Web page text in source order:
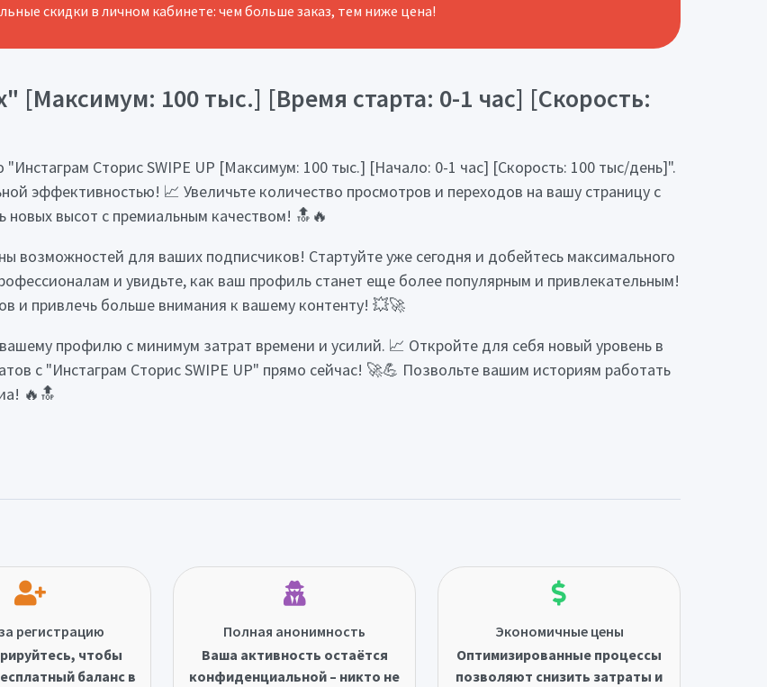
скидки в личном кабинете: чем больше заказ, тем ниже цена!
[Максимум: 100 тыс.] [Время старта: 0-1 час] [Скорость:
Сторис SWIPE UP [Максимум: 100 тыс.] [Начало: 0-1 час] [Скорость: 100 тыс/день]".
эффективностью! 📈 Увеличьте количество просмотров и переходов на вашу страницу с
высот с премиальным качеством! 🔝🔥
возможностей для ваших подписчиков! Стартуйте уже сегодня и добейтесь максимального
и увидьте, как ваш профиль станет еще более популярным и привлекательным!
и привлечь больше внимания к вашему контенту! 💥🚀
профилю с минимум затрат времени и усилий. 📈 Откройте для себя новый уровень в
с "Инстаграм Сторис SWIPE UP" прямо сейчас! 🚀💪 Позвольте вашим историям работать
🔥🔝
регистрацию
чтобы
баланс в
Полная анонимность
Ваша активность остаётся
конфиденциальной – никто не
Экономичные цены
Оптимизированные процессы
позволяют снизить затраты и